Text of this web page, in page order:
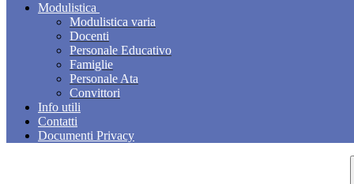
Modulistica
Modulistica varia
Docenti
Personale Educativo
Famiglie
Personale Ata
Convittori
Info utili
Contatti
Documenti Privacy